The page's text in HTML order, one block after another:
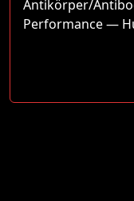
Antikörper/
Performance —